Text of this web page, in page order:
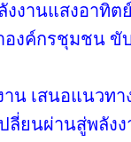
งานแสงอาทิต
งค์กรชุมชน ขั
าน เสนอแนวท
ลี่ยนผ่านสู่พลัง